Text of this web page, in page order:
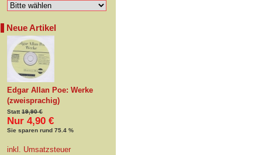
Neue Artikel
Edgar Allan Poe: Werke
(zweisprachig)
Statt19,90 €
Nur 4,90 €
Sie sparen rund 75.4 %
inkl. Umsatzsteuer